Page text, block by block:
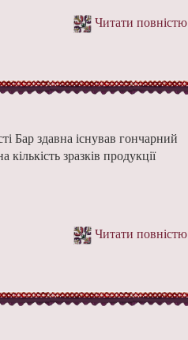
Читати повністю
Бар здавна існу­вав гончарний
зразків продукції
Читати повністю